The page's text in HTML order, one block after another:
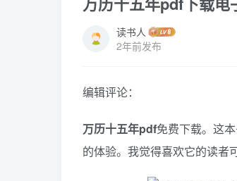
读书人
2年前发布
编辑评论：
万历十五年pdf免费下载。这
的体验。我觉得喜欢它的读者